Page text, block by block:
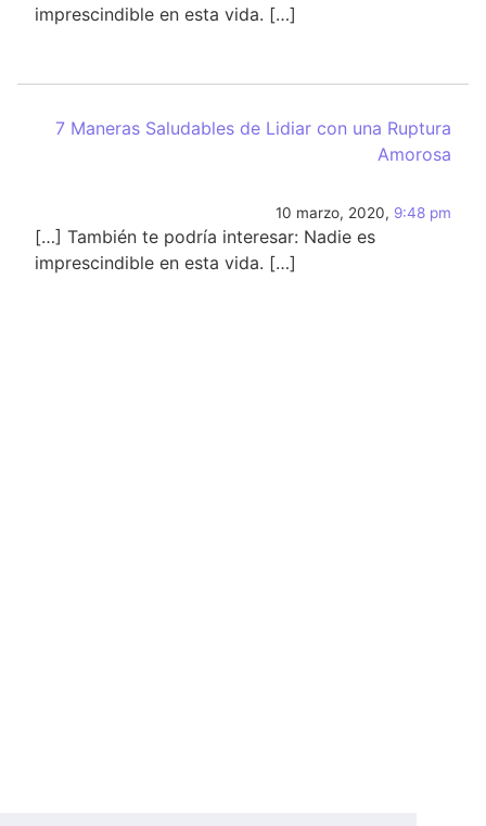
imprescindible en esta vida. […]
7 Maneras Saludables de Lidiar con una Ruptura
Amorosa
10 marzo, 2020, 9:48 pm
[…] También te podría interesar: Nadie es
imprescindible en esta vida. […]